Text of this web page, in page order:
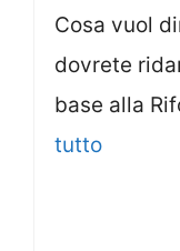
Cosa vuol
dovrete
base alla
tutto